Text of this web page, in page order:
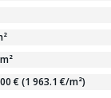
€ (1 963.1 €/m²)